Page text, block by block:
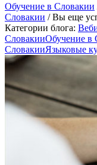
Обучение в Словакии
Словакии /Вы еще
Категории блога:
СловакииОбучение в
СловакииЯзыковые